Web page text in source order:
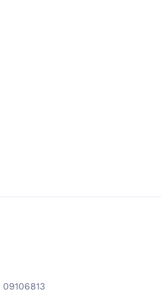
09106813